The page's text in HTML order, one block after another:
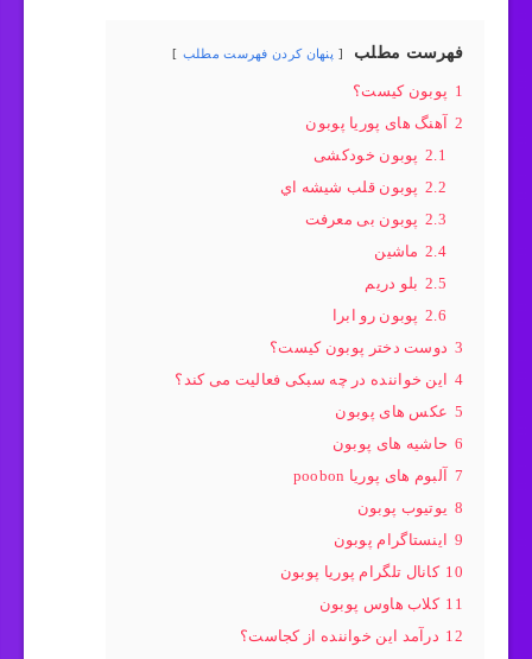
فهرست مطلب پنهان کردن فهرست مطلب
1 پوبون کیست؟
2
آهنگ های پوریا پوبون
2.1 پوبون خودکشی
2.2 پوبون قلب شيشه اي
2.3 پوبون بی معرفت
2.4 ماشین
2.5 بلو دریم
2.6 پوبون رو ابرا
3 دوست دختر پوبون کیست؟
4
این خواننده در چه سبکی فعالیت می کند؟
5 عکس های پوبون
6 حاشیه های پوبون
7
آلبوم های پوریا poobon
8 یوتیوب پوبون
9
اینستاگرام پوبون
10 کانال تلگرام پوریا پوبون
11 کلاب هاوس پوبون
12 درآمد این خواننده از کجاست؟